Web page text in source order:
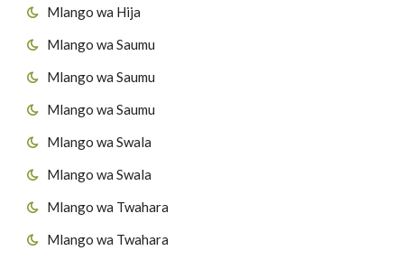
Mlango wa Hija
Mlango wa Saumu
Mlango wa Saumu
Mlango wa Saumu
Mlango wa Swala
Mlango wa Swala
Mlango wa Twahara
Mlango wa Twahara